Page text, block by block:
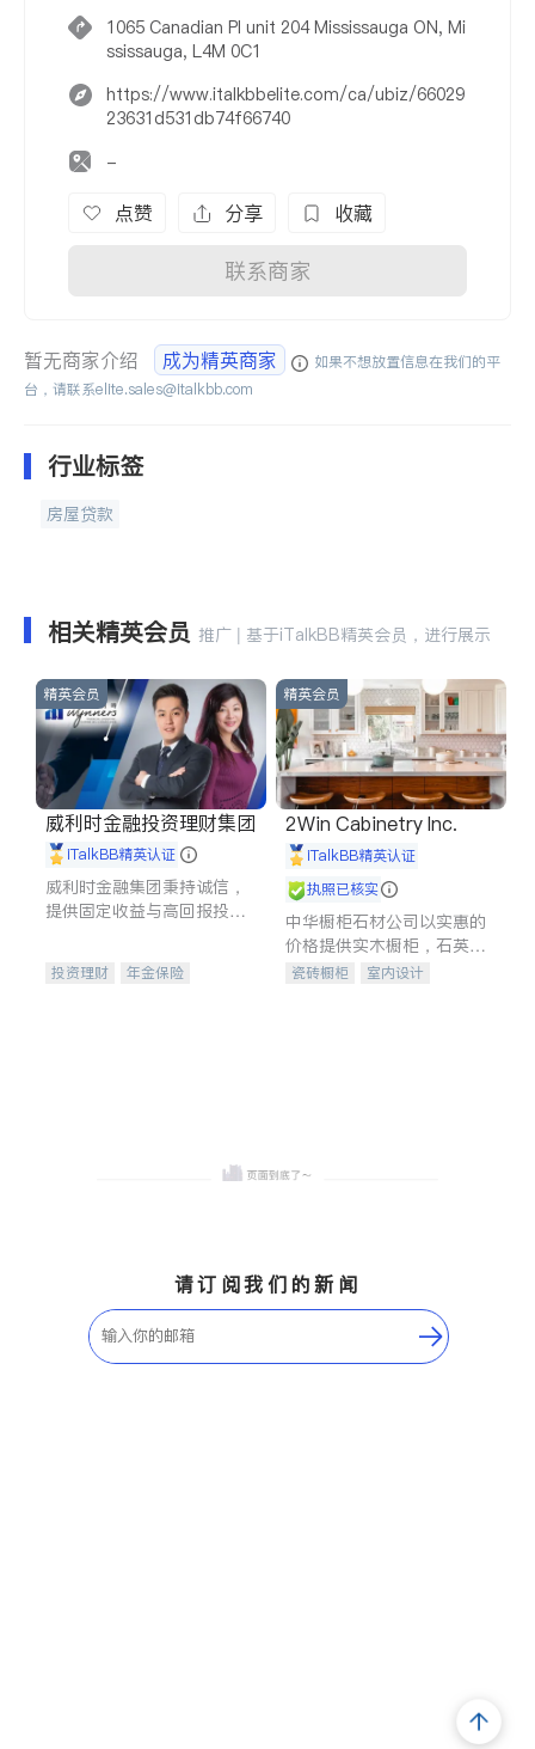
1065 Canadian Pl unit 204 Mississauga ON, Mi
ssissauga, L4M 0C1
https://www.italkbbelite.com/ca/ubiz/66029
23631d531db74f66740
-
点赞 分享 收藏
联系商家
暂无商家介绍 成为精英商家
如果不想放置信息在我们的平
台，请联系elite.sales@italkbb.com
行业标签
房屋贷款
相关精英会员 推广 | 基于iTalkBB精英会员，进行展示
精英会员
威利时金融投资理财集团
iTalkBB精英认证
威利时金融集团秉持诚信，
提供固定收益与高回报投资
合，助力客户实现目标
投资理财
年金保险
精英会员
2Win Cabinetry Inc.
iTalkBB精英认证
执照已核实
中华橱柜石材公司以实惠的
价格提供实木橱柜，石英石
台面，多种优质不锈钢水
瓷砖橱柜
室内设计
请订阅我们的新闻